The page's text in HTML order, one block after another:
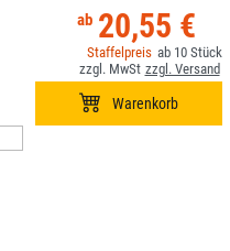
20,55 €
10